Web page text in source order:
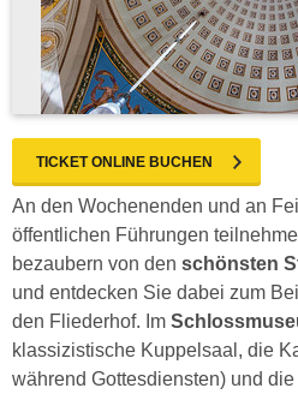
TICKET ONLINE BUCHEN
An den Wochenenden und an
öffentlichen Führungen
bezaubern von den schönsten
und entdecken Sie dabei zum
den Fliederhof. Im
klassizistische Kuppelsaal, die
während Gottesdiensten) und